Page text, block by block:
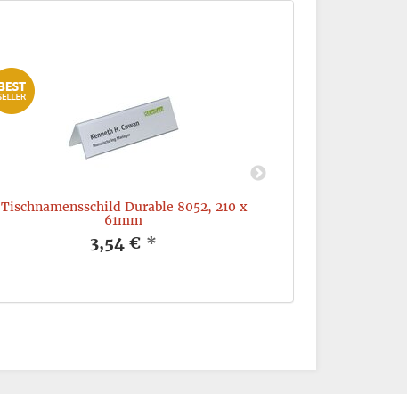
Tischnamensschild Durable 8052, 210 x
61mm
3,54 € *